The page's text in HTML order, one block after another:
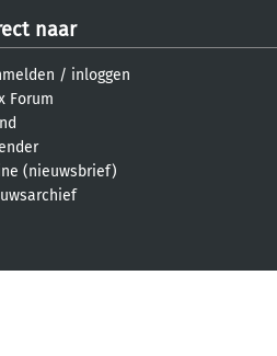
naar
/ inloggen
Forum
(nieuwsbrief)